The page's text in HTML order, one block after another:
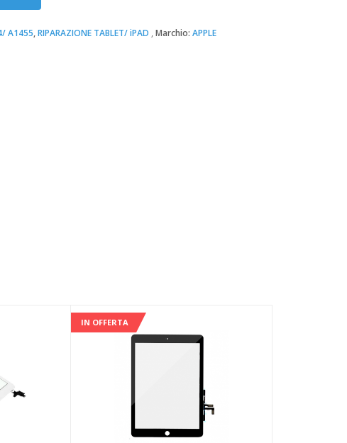
A1455,RIPARAZIONE TABLET/ iPAD Marchio: APPLE
IN OFFERTA